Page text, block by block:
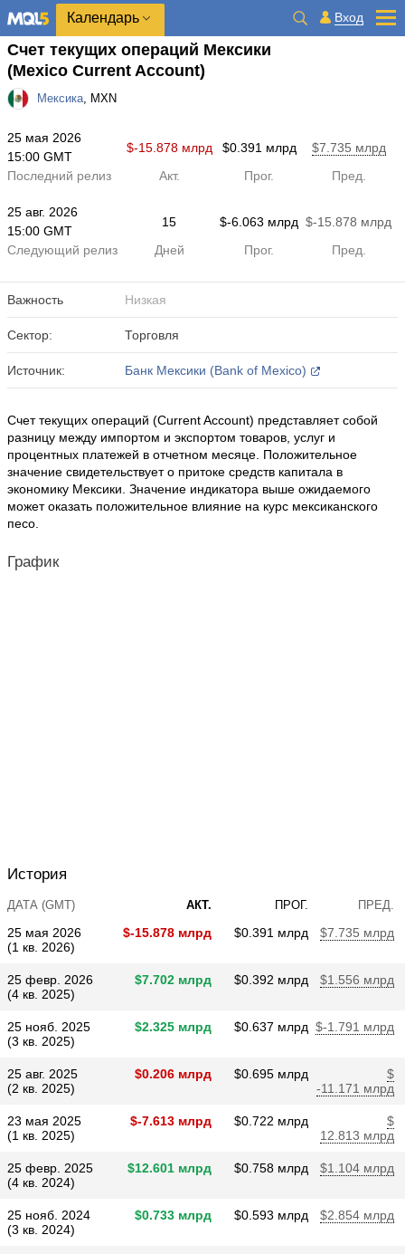
Календарь Вход
Счет текущих операций Мексики
(Mexico Current Account)
Мексика, MXN
25 мая 2026
15:00 GMT
$​-15.878 млрд $​0.391 млрд
$​7.735 млрд
Последний релиз
Акт. Прог. Пред.
25 авг. 2026
15:00 GMT
15 $​-6.063 млрд $​-15.878 млрд
Следующий релиз
Дней Прог. Пред.
Важность Низкая
Сектор: Торговля
Источник: Банк Мексики (Bank of Mexico)
Счет текущих операций (Current Account) представляет собой
разницу между импортом и экспортом товаров, услуг и
процентных платежей в отчетном месяце. Положительное
значение свидетельствует о притоке средств капитала в
экономику Мексики. Значение индикатора выше ожидаемого
может оказать положительное влияние на курс мексиканского
песо.
График
История
ДАТА (GMT) АКТ. ПРОГ. ПРЕД.
25 мая 2026
(1 кв. 2026)
$​-15.878 млрд $​0.391 млрд $​7.735 млрд
25 февр. 2026
(4 кв. 2025)
$​7.702 млрд $​0.392 млрд $​1.556 млрд
25 нояб. 2025
(3 кв. 2025)
$​2.325 млрд $​0.637 млрд $​-1.791 млрд
25 авг. 2025
(2 кв. 2025)
$​0.206 млрд $​0.695 млрд
$​
-11.171 млрд
23 мая 2025
(1 кв. 2025)
$​-7.613 млрд $​0.722 млрд
$​
12.813 млрд
25 февр. 2025
(4 кв. 2024)
$​12.601 млрд $​0.758 млрд $​1.104 млрд
25 нояб. 2024
(3 кв. 2024)
$​0.733 млрд $​0.593 млрд $​2.854 млрд